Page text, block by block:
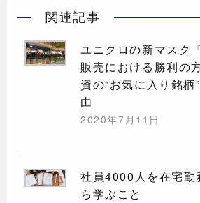
関連記事
ユニクロの新マスク
販売における勝利の
資の“お気に入り銘柄
由
2020年7月11日
社員4000人を在宅勤
ら学ぶこと